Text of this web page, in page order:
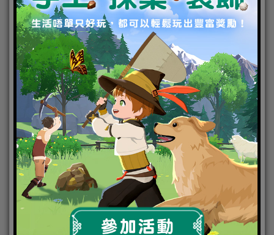
《崩壞 3rd》 x 大家樂聯動
推出【女武神的辭舊迎新
餐】
2022-01-31|Android,IOS,手機遊戲 焦點新聞